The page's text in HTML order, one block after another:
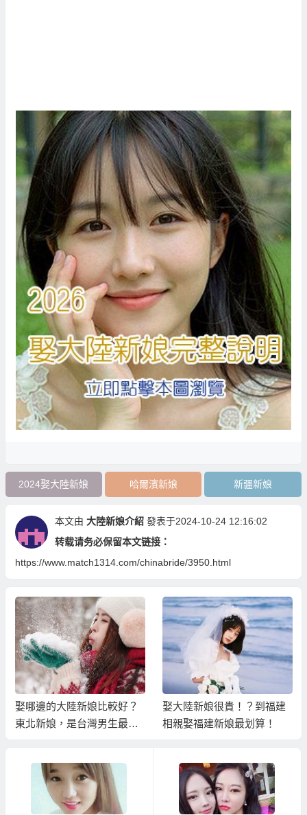
2024娶大陸新娘 哈爾濱新娘 新疆新娘
本文由 大陸新娘介紹 發表于2024-10-24 12:16:02
转载请务必保留本文链接：
https://www.match1314.com/chinabride/3950.html
娶大陸新娘很貴！？到福建
相親娶福建新娘最划算！
想娶到年輕未婚的大陸新
娘？你必須這樣作…